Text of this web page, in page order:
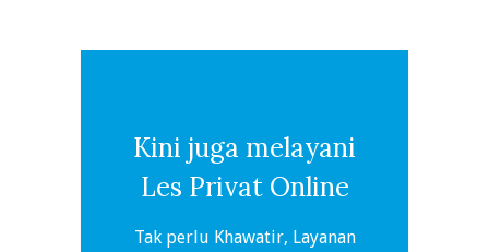
Kini juga melayani
Les Privat Online
Tak perlu Khawatir, Layanan